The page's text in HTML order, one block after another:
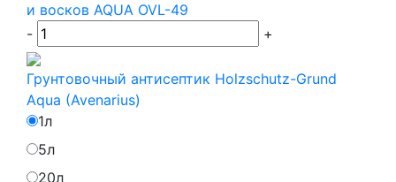
и восков AQUA OVL-49
-
+
Грунтовочный антисептик Holzschutz-Grund
Aqua (Avenarius)
1л
5л
20л